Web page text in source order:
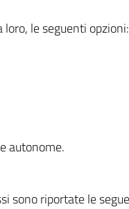
le seguenti opzioni:
autonome.
sono riportate le